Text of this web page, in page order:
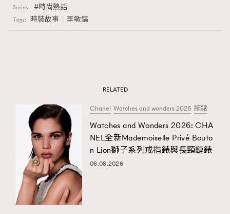
Series: 時尚熱話
Tags: 時裝故事 李敏鎬
RELATED
Chanel Watches and wonders 2026 腕錶
Watches and Wonders 2026: CHA
NEL全新Mademoiselle Privé Bouto
n Lion獅子系列戒指錶與長頸鏈錶
06.08.2026